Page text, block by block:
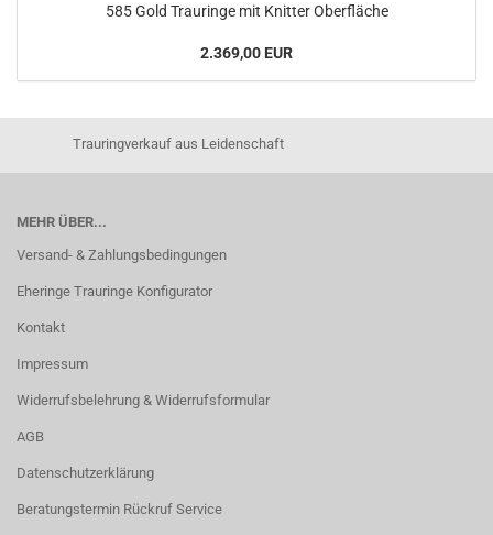
585 Gold Trauringe mit Knitter Oberfläche
2.369,00 EUR
Trauringverkauf aus Leidenschaft
MEHR ÜBER...
Versand- & Zahlungsbedingungen
Eheringe Trauringe Konfigurator
Kontakt
Impressum
Widerrufsbelehrung & Widerrufsformular
AGB
Datenschutzerklärung
Beratungstermin Rückruf Service